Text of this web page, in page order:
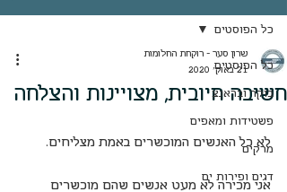
כל הפוסטים
בוקר ובראנצ
פשטידות ומאפים
מרקים
דגים ופירות ים
כל הפוסטים
חשיבה חיובית, מצויינות והצלחה
שרון סער - רוקחת החלומות
21 באוק׳ 2020
לא כל האנשים המוכשרים באמת מצליחים.
אני מכירה לא מעט אנשים שהם מוכשרים